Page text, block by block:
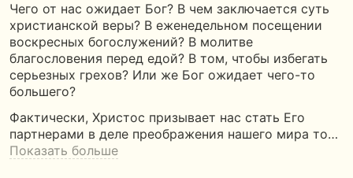
Чего от нас ожидает Бог? В чем заключается суть
христианской веры? В еженедельном посещении
воскресных богослужений? В молитве
благословения перед едой? В том, чтобы избегать
серьезных грехов? Или же Бог ожидает чего-то
большего?
Фактически, Христос призывает нас стать Его
партнерами в деле преображения нашего мира то…
Показать больше